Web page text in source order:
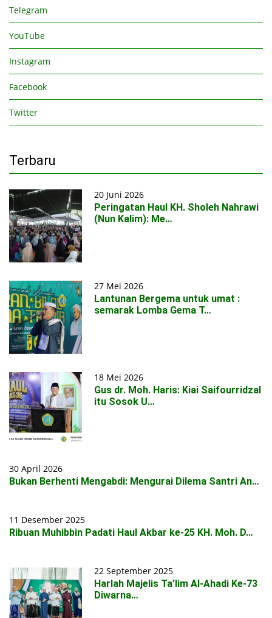
Telegram
YouTube
Instagram
Facebook
Twitter
Terbaru
20 Juni 2026
Peringatan Haul KH. Sholeh Nahrawi
(Nun Kalim): Me…
27 Mei 2026
Lantunan Bergema untuk umat :
semarak Lomba Gema T…
18 Mei 2026
Gus dr. Moh. Haris: Kiai Saifourridzal
itu Sosok U…
30 April 2026
Bukan Berhenti Mengabdi: Mengurai Dilema Santri An…
11 Desember 2025
Ribuan Muhibbin Padati Haul Akbar ke-25 KH. Moh. D…
22 September 2025
Harlah Majelis Ta’lim Al-Ahadi Ke-73
Diwarna…